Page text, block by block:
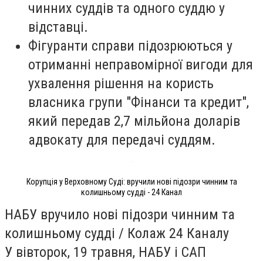
чинних суддів та одного суддю у
відставці.
Фігуранти справи підозрюються у
отриманні неправомірної вигоди для
ухвалення рішення на користь
власника групи "Фінанси та кредит",
який передав 2,7 мільйона доларів
адвокату для передачі суддям.
Корупція у Верховному Суді: вручили нові підозри чинним та
колишньому судді - 24 Канал
НАБУ вручило нові підозри чинним та
колишньому судді / Колаж 24 Каналу
У вівторок, 19 травня, НАБУ і САП